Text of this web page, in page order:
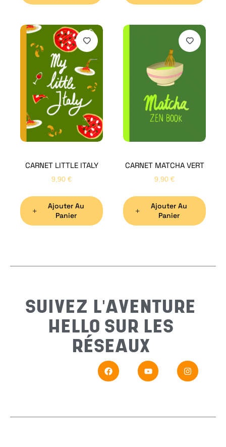
CARNET LITTLE ITALY
9,90 €
Ajouter Au
Panier
CARNET MATCHA VERT
9,90 €
Ajouter Au
Panier
SUIVEZ L'AVENTURE
HELLO SUR LES
RÉSEAUX